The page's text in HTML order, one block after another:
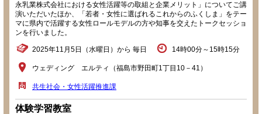
永乳業株式会社における女性活躍等の取組と企業メリット」についてご講
演いただいたほか、「若者・女性に選ばれるこれからのふくしま」をテー
マに県内で活躍する女性ロールモデルの方や知事を交えたトークセッショ
ンを行いました。
2025年11月5日（水曜日）から 毎日 14時00分～15時15分
ウェディング エルティ（福島市野田町1丁目10－41）
共生社会・女性活躍推進課
体験学習教室